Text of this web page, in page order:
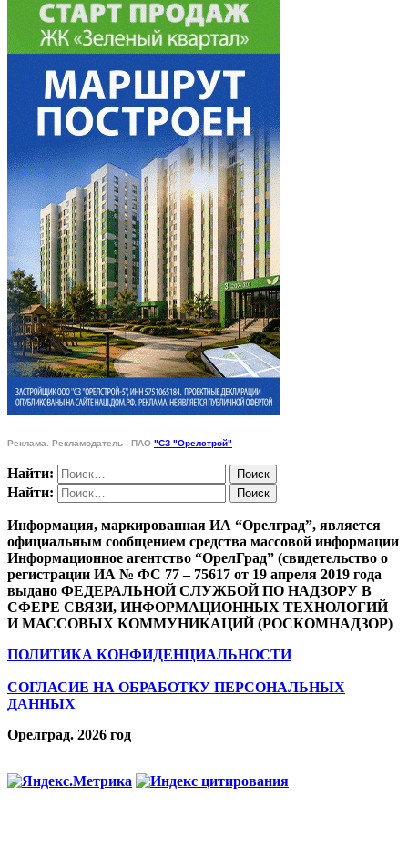
Реклама. Рекламодатель - ПАО "СЗ "Орелстрой"
Найти:
Найти:
Информация, маркированная ИА “Орелград”, является
официальным сообщением средства массовой информации
Информационное агентство “ОрелГрад” (свидетельство о
регистрации ИА № ФС 77 – 75617 от 19 апреля 2019 года
выдано ФЕДЕРАЛЬНОЙ СЛУЖБОЙ ПО НАДЗОРУ В
СФЕРЕ СВЯЗИ, ИНФОРМАЦИОННЫХ ТЕХНОЛОГИЙ
И МАССОВЫХ КОММУНИКАЦИЙ (РОСКОМНАДЗОР)
ПОЛИТИКА КОНФИДЕНЦИАЛЬНОСТИ
СОГЛАСИЕ НА ОБРАБОТКУ ПЕРСОНАЛЬНЫХ
ДАННЫХ
Орелград. 2026 год